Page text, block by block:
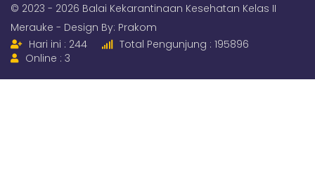
© 2023 - 2026 Balai Kekarantinaan Kesehatan Kelas II
Merauke - Design By: Prakom
Hari ini : 244
Total Pengunjung : 195896
Online : 3